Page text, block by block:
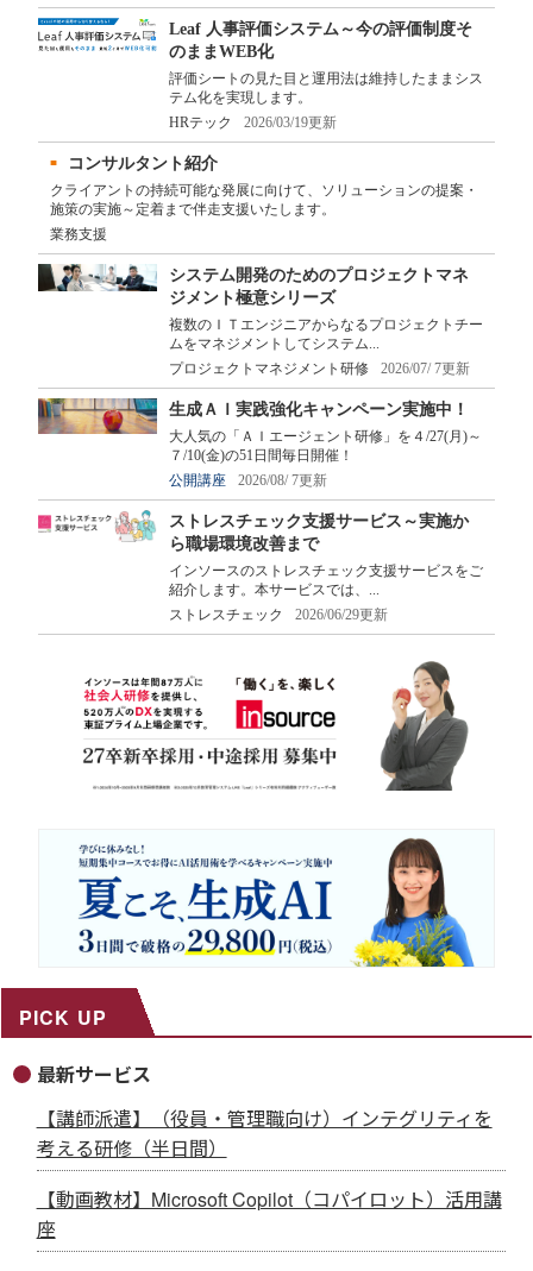
Leaf 人事評価システム～今の評価制度そ
のままWEB化
評価シートの見た目と運用法は維持したままシス
テム化を実現します。
HRテック
2026/03/19更新
コンサルタント紹介
クライアントの持続可能な発展に向けて、ソリューションの提案・
施策の実施～定着まで伴走支援いたします。
業務支援
システム開発のためのプロジェクトマネ
ジメント極意シリーズ
複数のＩＴエンジニアからなるプロジェクトチー
ムをマネジメントしてシステム...
プロジェクトマネジメント研修
2026/07/ 7更新
生成ＡＩ実践強化キャンペーン実施中！
大人気の「ＡＩエージェント研修」を４/27(月)～
７/10(金)の51日間毎日開催！
公開講座
2026/08/ 7更新
ストレスチェック支援サービス～実施か
ら職場環境改善まで
インソースのストレスチェック支援サービスをご
紹介します。本サービスでは、...
ストレスチェック
2026/06/29更新
PICK UP
最新サービス
【講師派遣】（役員・管理職向け）インテグリティを
考える研修（半日間）
【動画教材】Microsoft Copilot（コパイロット）活用講
座